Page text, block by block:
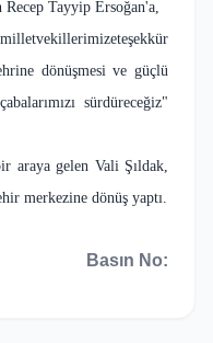
Recep Tayyip Ersoğan'a,
dönüşmesi ve güçlü
sürdüreceğiz"
araya gelen Vali Şıldak,
merkezine dönüş yaptı.
Basın No: